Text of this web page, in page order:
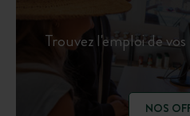
Trouvez l'emploi de
NOS